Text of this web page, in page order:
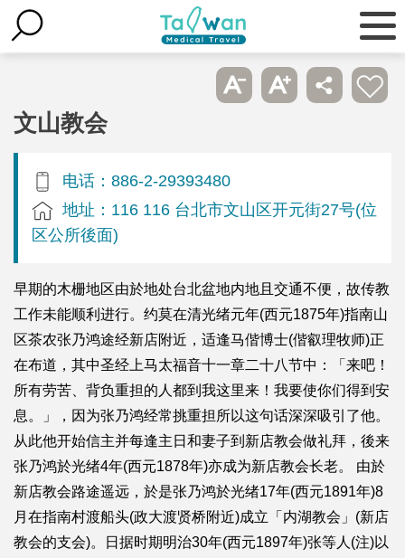
文山教会
电话：886-2-29393480
地址：116 116 台北市文山区开元街27号(位
区公所後面)
早期的木栅地区由於地处台北盆地内地且交通不便，故传教
工作未能顺利进行。约莫在清光绪元年(西元1875年)指南山
区茶农张乃鸿途经新店附近，适逢马偕博士(偕叡理牧师)正
在布道，其中圣经上马太福音十一章二十八节中：「来吧！
所有劳苦、背负重担的人都到我这里来！我要使你们得到安
息。」，因为张乃鸿经常挑重担所以这句话深深吸引了他。
从此他开始信主并每逢主日和妻子到新店教会做礼拜，後来
张乃鸿於光绪4年(西元1878年)亦成为新店教会长老。 由於
新店教会路途遥远，於是张乃鸿於光绪17年(西元1891年)8
月在指南村渡船头(政大渡贤桥附近)成立「内湖教会」(新店
教会的支会)。日据时期明治30年(西元1897年)张等人(注)以